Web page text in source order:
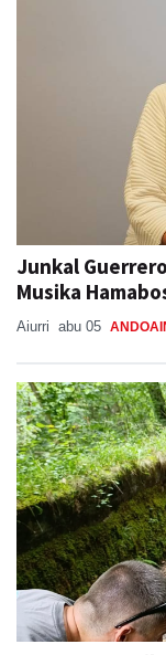
Junkal
Musika
Aiurri abu 05